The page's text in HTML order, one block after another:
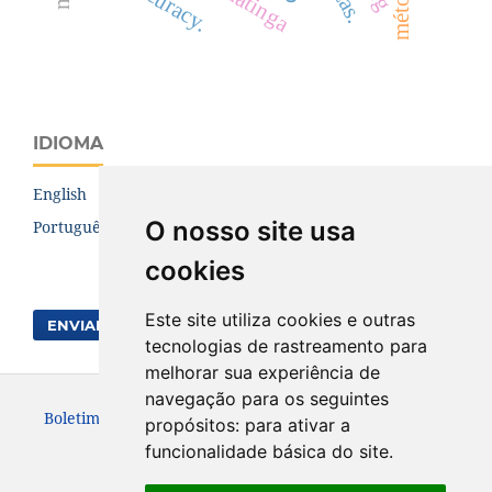
O nosso site usa
cookies
Este site utiliza cookies e outras
tecnologias de rastreamento para
melhorar sua experiência de
navegação para os seguintes
propósitos: para ativar a
funcionalidade básica do site.
IDIOMA
English
Português (Brasil)
ENVIAR SUBMISSÃO
Boletim de Ciências Geodésicas. ISSN: 1982-2170